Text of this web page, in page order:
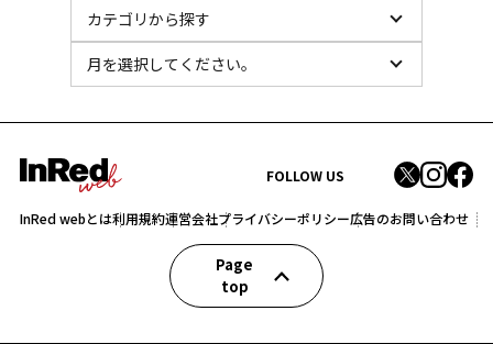
FOLLOW US
InRed webとは利用規約運営会社プライバシーポリシー広告のお問い合わせ
Page
top